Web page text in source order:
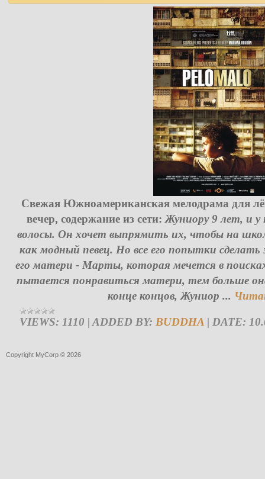
Свежая Южноамериканская мелодрама для
вечер, содержание из сети: Жуниору 9 лет, и у
волосы. Он хочет выпрямить их, чтобы на
как модный певец. Но все его попытки
его матери - Марты, которая мечется в
пытается понравиться матери, тем больше
конце концов, Жуниор ...
VIEWS: 1110 | ADDED BY: BUDDHA | DATE:
Copyright MyCorp © 2026